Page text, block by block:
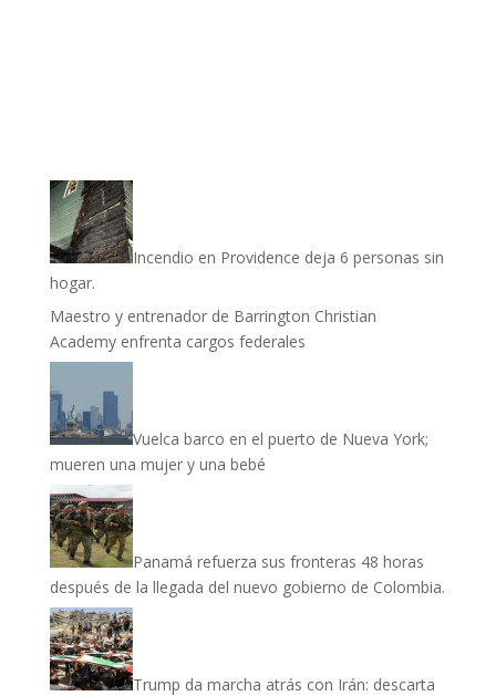
Incendio en Providence deja 6 personas sin
hogar.
Maestro y entrenador de Barrington Christian
Academy enfrenta cargos federales
Vuelca barco en el puerto de Nueva York;
mueren una mujer y una bebé
Panamá refuerza sus fronteras 48 horas
después de la llegada del nuevo gobierno de Colombia.
Trump da marcha atrás con Irán: descarta